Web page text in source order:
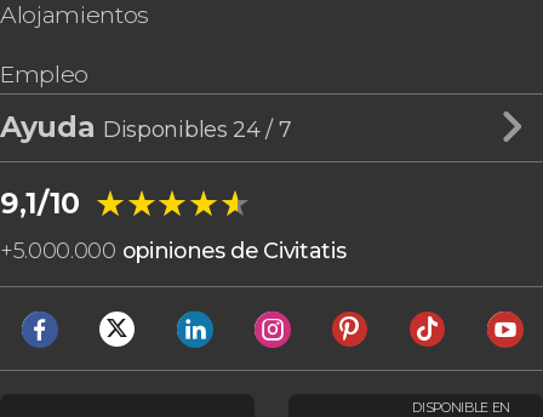
Alojamientos
Empleo
Ayuda Disponibles 24 / 7
9,1/10 ★★★★★
★★★★★
+5.000.000 opiniones de Civitatis
DISPONIBLE EN